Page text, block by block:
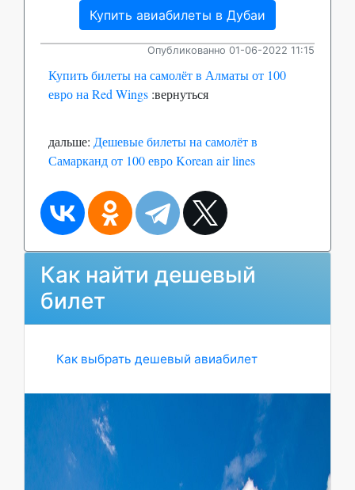
Купить авиабилеты в Дубаи
Опубликованно 01-06-2022 11:15
Купить билеты на самолёт в Алматы от 100
евро на Red Wings :вернуться
дальше: Дешевые билеты на самолёт в
Самарканд от 100 евро Korean air lines
Как найти дешевый
билет
Как выбрать дешевый авиабилет